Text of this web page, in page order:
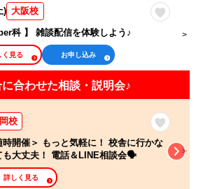
) 大阪校
【 VTuber科 】 雑談配信を体験しよう♪
お申し込み
く見る
合わせた相談・説明会♪
校
時開催＞ もっと気軽に！ 校舎に行かな
も大丈夫！ 電話＆LINE相談会🗣️
詳しく見る